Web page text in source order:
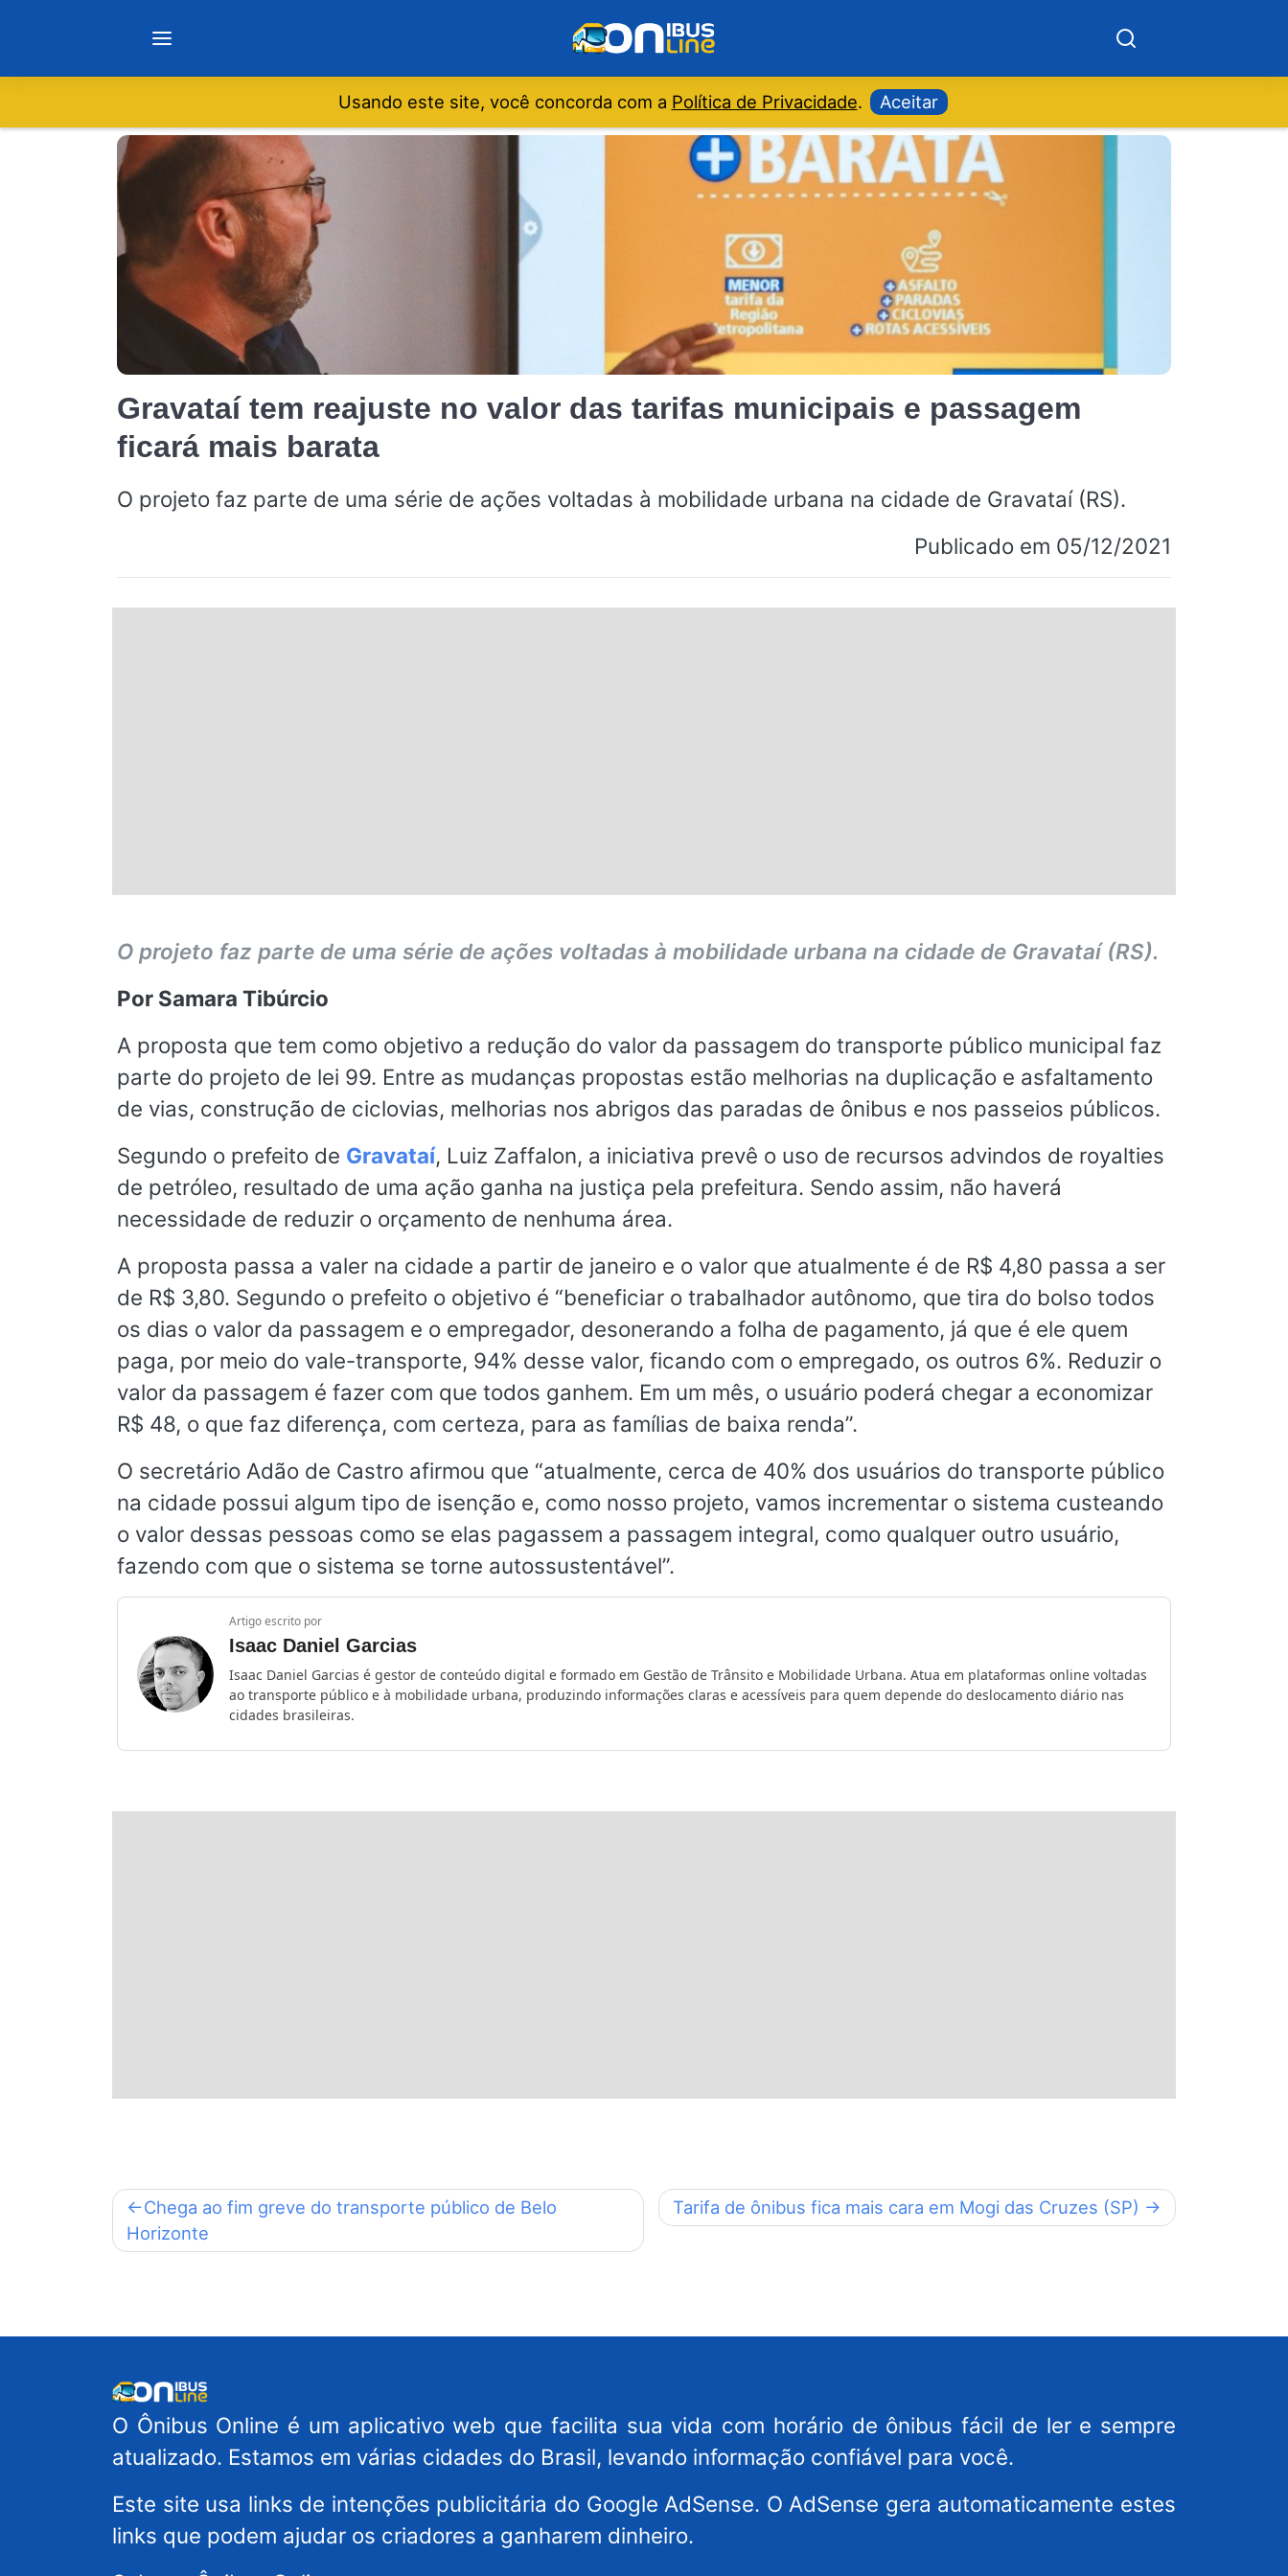
Notícias
Minas Gerais
Rio de Janeiro
Espírito Santo
Paraná
Usando este site, você concorda com a Política de Privacidade. Aceitar
Gravataí tem reajuste no valor das tarifas municipais e passagem
ficará mais barata
O projeto faz parte de uma série de ações voltadas à mobilidade urbana na cidade de Gravataí (RS).
Publicado em 05/12/2021
O projeto faz parte de uma série de ações voltadas à mobilidade urbana na cidade de Gravataí (RS).
Por Samara Tibúrcio
A proposta que tem como objetivo a redução do valor da passagem do transporte público municipal faz
parte do projeto de lei 99. Entre as mudanças propostas estão melhorias na duplicação e asfaltamento
de vias, construção de ciclovias, melhorias nos abrigos das paradas de ônibus e nos passeios públicos.
Segundo o prefeito de Gravataí, Luiz Zaffalon, a iniciativa prevê o uso de recursos advindos de royalties
de petróleo, resultado de uma ação ganha na justiça pela prefeitura. Sendo assim, não haverá
necessidade de reduzir o orçamento de nenhuma área.
A proposta passa a valer na cidade a partir de janeiro e o valor que atualmente é de R$ 4,80 passa a ser
de R$ 3,80. Segundo o prefeito o objetivo é “beneficiar o trabalhador autônomo, que tira do bolso todos
os dias o valor da passagem e o empregador, desonerando a folha de pagamento, já que é ele quem
paga, por meio do vale-transporte, 94% desse valor, ficando com o empregado, os outros 6%. Reduzir o
valor da passagem é fazer com que todos ganhem. Em um mês, o usuário poderá chegar a economizar
R$ 48, o que faz diferença, com certeza, para as famílias de baixa renda”.
O secretário Adão de Castro afirmou que “atualmente, cerca de 40% dos usuários do transporte público
na cidade possui algum tipo de isenção e, como nosso projeto, vamos incrementar o sistema custeando
o valor dessas pessoas como se elas pagassem a passagem integral, como qualquer outro usuário,
fazendo com que o sistema se torne autossustentável”.
Artigo escrito por
Isaac Daniel Garcias
Isaac Daniel Garcias é gestor de conteúdo digital e formado em Gestão de Trânsito e Mobilidade Urbana. Atua em plataformas online voltadas
ao transporte público e à mobilidade urbana, produzindo informações claras e acessíveis para quem depende do deslocamento diário nas
cidades brasileiras.
Navegação
de
Chega ao fim greve do transporte público de Belo
Horizonte
Tarifa de ônibus fica mais cara em Mogi das Cruzes (SP)
O Ônibus Online é um aplicativo web que facilita sua vida com horário de ônibus fácil de ler e sempre
atualizado. Estamos em várias cidades do Brasil, levando informação confiável para você.
Este site usa links de intenções publicitária do Google AdSense. O AdSense gera automaticamente estes
links que podem ajudar os criadores a ganharem dinheiro.